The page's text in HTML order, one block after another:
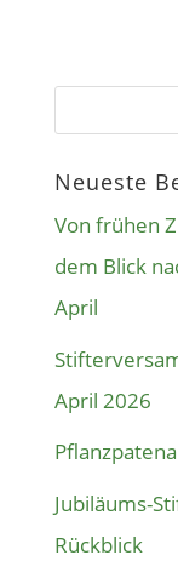
Neueste
Von frühen
dem Blick
April
April 2026
Jubiläums-
Rückblick